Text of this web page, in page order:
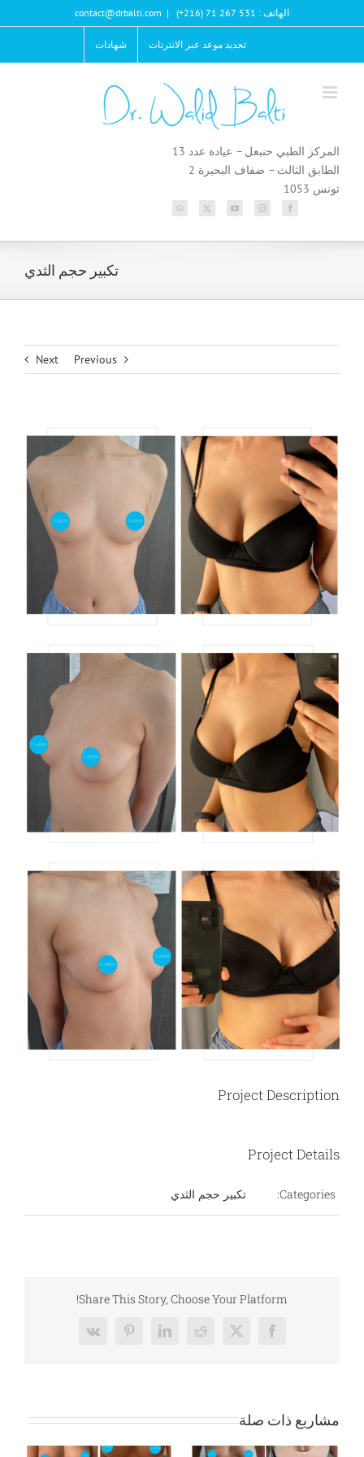
to
الهاتف : 531 267 71 (216+) |
contact@drbalti.com
تحديد موعد عبر الانترنات شهادات
المركز الطبي حنبعل – عيادة عدد 13
الطابق الثالث – ضفاف البحيرة 2
تونس 1053
تكبير حجم الثدي
Previous
Next
Larger
Image
Project Description
Project Details
Categories: تكبير حجم الثدي
Share This Story, Choose Your Platform!
Facebook
X
Reddit
LinkedIn
Pinterest
Vk
مشاريع ذات صلة